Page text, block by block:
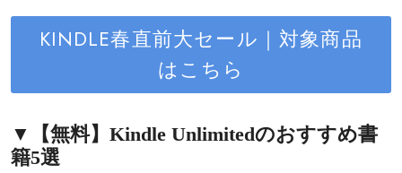
KINDLE春直前大セール｜対象商品
はこちら
▼【無料】Kindle Unlimitedのおすすめ書
籍5選